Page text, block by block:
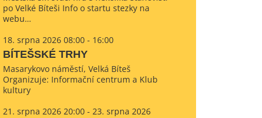
po Velké Bíteši Info o startu stezky na
webu…
18. srpna 2026 08:00 - 16:00
BÍTEŠSKÉ TRHY
Masarykovo náměstí, Velká Bíteš
Organizuje: Informační centrum a Klub
kultury
21. srpna 2026 20:00 - 23. srpna 2026